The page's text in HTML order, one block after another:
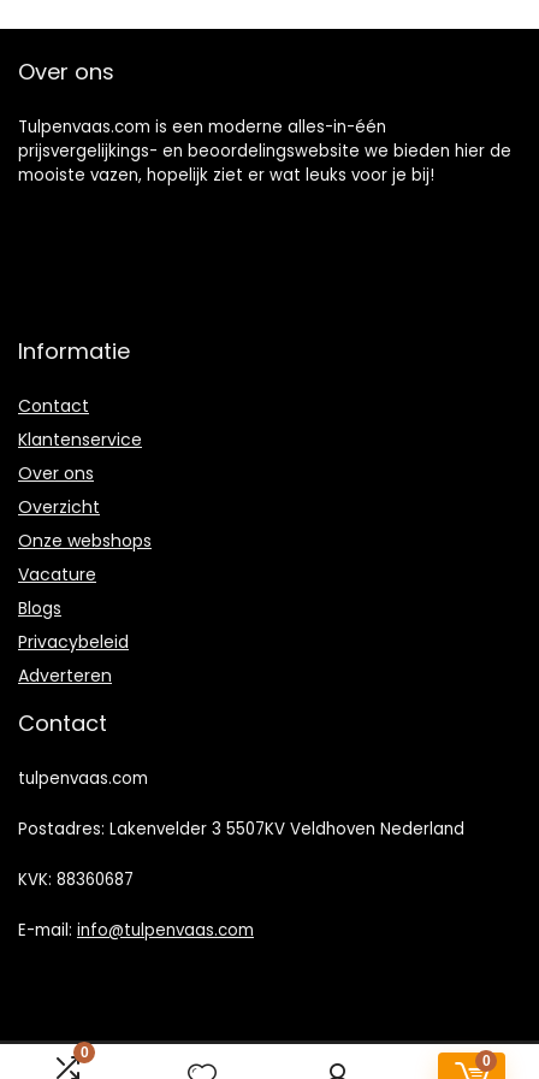
0
0
vaas, 1965 ml, h.
Over ons
Tulpenvaas.com is een moderne alles-in-één
prijsvergelijkings- en beoordelingswebsite we bieden hier de
mooiste vazen, hopelijk ziet er wat leuks voor je bij!
Informatie
Contact
Klantenservice
Over ons
Overzicht
Onze webshops
Vacature
Blogs
Privacybeleid
Adverteren
Contact
tulpenvaas.com
Postadres: Lakenvelder 3 5507KV Veldhoven Nederland
KVK: 88360687
E-mail: info@tulpenvaas.com